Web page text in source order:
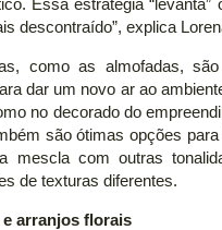
Essa estratégia “levanta”
descontraído”, explica
como as almofadas,
dar um novo ar ao
no decorado do
são ótimas opções
mescla com outras
de texturas diferentes.
e arranjos florais